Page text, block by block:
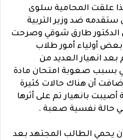
علقت المحامية سلوى
ستقدمه ضد وزير التربية
الدكتور طارق شوقي وصرحت
أولياء أمور طلاب
بعد انهيار العديد من
بسبب صعوبة امتحان مادة
أن هناك حالات كثيرة
بانهيار تم على أثرها
حالة نفسية صعبة .
يحمي الطالب المجتهد بعد